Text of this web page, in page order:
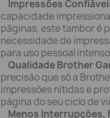
Impressões
capacidade
páginas, este tambor é
necessidade de
para uso pessoal
Qualidade Brother
precisão que só a
impressões nítidas e
página do seu ciclo de
Menos Interrupções,